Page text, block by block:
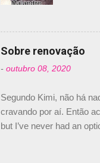
Sobre renovação
- outubro 08, 2020
Segundo Kimi, não há
cravando por aí. Então
but I’ve never had an
falando sobre o fato do